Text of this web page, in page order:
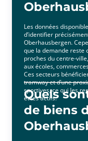
Les données
d’identifier
Oberhausbergen.
que la demande reste
proches du centre-
aux écoles,
Ces secteurs
tramway et d’une
sportives, ce qui les
et les actifs.
Quels
de biens